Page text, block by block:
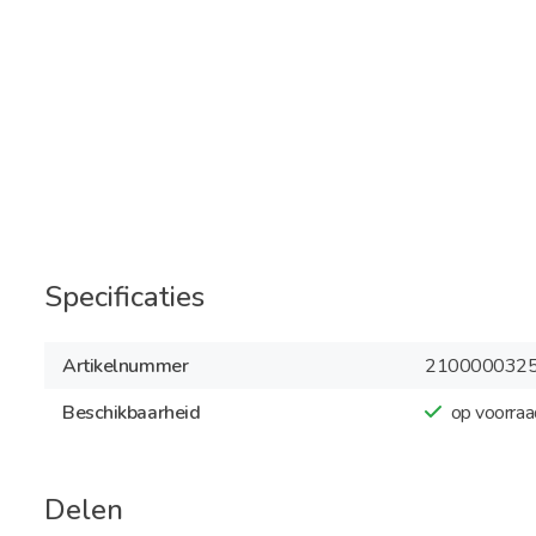
Specificaties
Artikelnummer
Beschikbaarheid
op
Delen